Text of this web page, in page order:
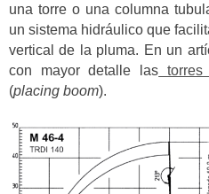
una torre o una columna
un sistema hidráulico que
vertical de la pluma. En un
con mayor detalle las torres
(placing boom).